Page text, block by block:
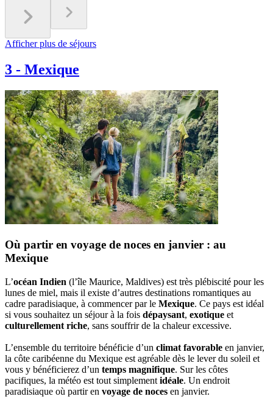
Afficher plus de séjours
3 - Mexique
Où partir en voyage de noces en janvier : au
Mexique
L’océan Indien (l’île Maurice, Maldives) est très plébiscité pour les
lunes de miel, mais il existe d’autres destinations romantiques au
cadre paradisiaque, à commencer par le Mexique. Ce pays est idéal
si vous souhaitez un séjour à la fois dépaysant, exotique et
culturellement riche, sans souffrir de la chaleur excessive.
L’ensemble du territoire bénéficie d’un climat favorable en janvier,
la côte caribéenne du Mexique est agréable dès le lever du soleil et
vous y bénéficierez d’un temps magnifique. Sur les côtes
pacifiques, la météo est tout simplement idéale. Un endroit
paradisiaque où partir en voyage de noces en janvier.